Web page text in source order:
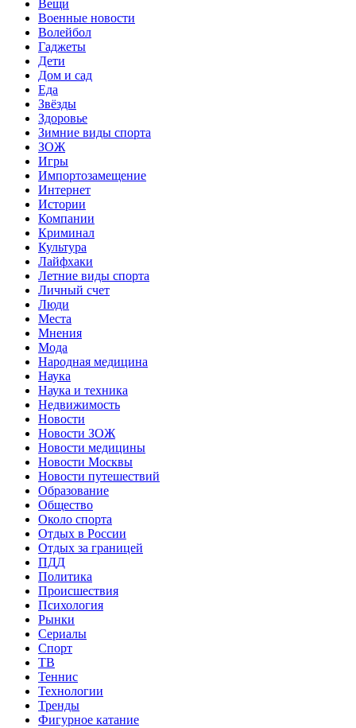
Вещи
Военные новости
Волейбол
Гаджеты
Дети
Дом и сад
Еда
Звёзды
Здоровье
Зимние виды спорта
ЗОЖ
Игры
Импортозамещение
Интернет
Истории
Компании
Криминал
Культура
Лайфхаки
Летние виды спорта
Личный счет
Люди
Места
Мнения
Мода
Народная медицина
Наука
Наука и техника
Недвижимость
Новости
Новости ЗОЖ
Новости медицины
Новости Москвы
Новости путешествий
Образование
Общество
Около спорта
Отдых в России
Отдых за границей
ПДД
Политика
Происшествия
Психология
Рынки
Сериалы
Спорт
ТВ
Теннис
Технологии
Тренды
Фигурное катание